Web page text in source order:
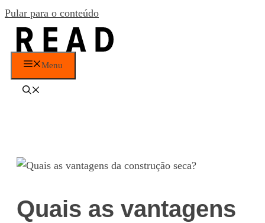
Pular para o conteúdo
Menu
Quais as vantagens